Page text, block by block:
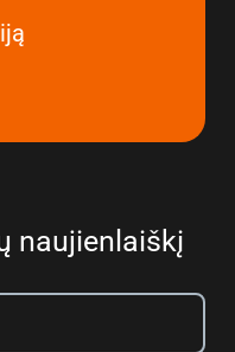
naujienlaiškį